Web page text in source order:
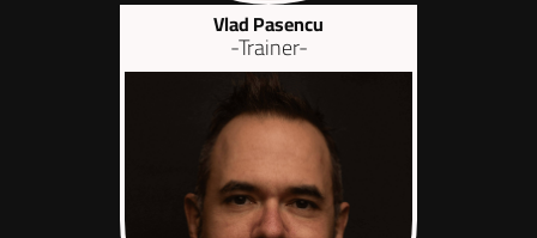
Vlad Pasencu
-Trainer-